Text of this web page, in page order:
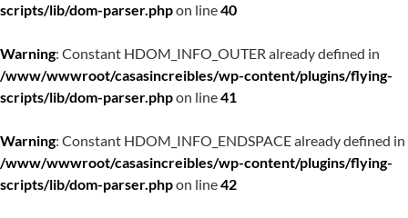
scripts/lib/dom-parser.phpon line40
Warning: Constant HDOM_INFO_OUTER already defined in
/www/wwwroot/casasincreibles/wp-content/plugins/flying-
scripts/lib/dom-parser.phpon line41
Warning: Constant HDOM_INFO_ENDSPACE already defined in
/www/wwwroot/casasincreibles/wp-content/plugins/flying-
scripts/lib/dom-parser.phpon line42